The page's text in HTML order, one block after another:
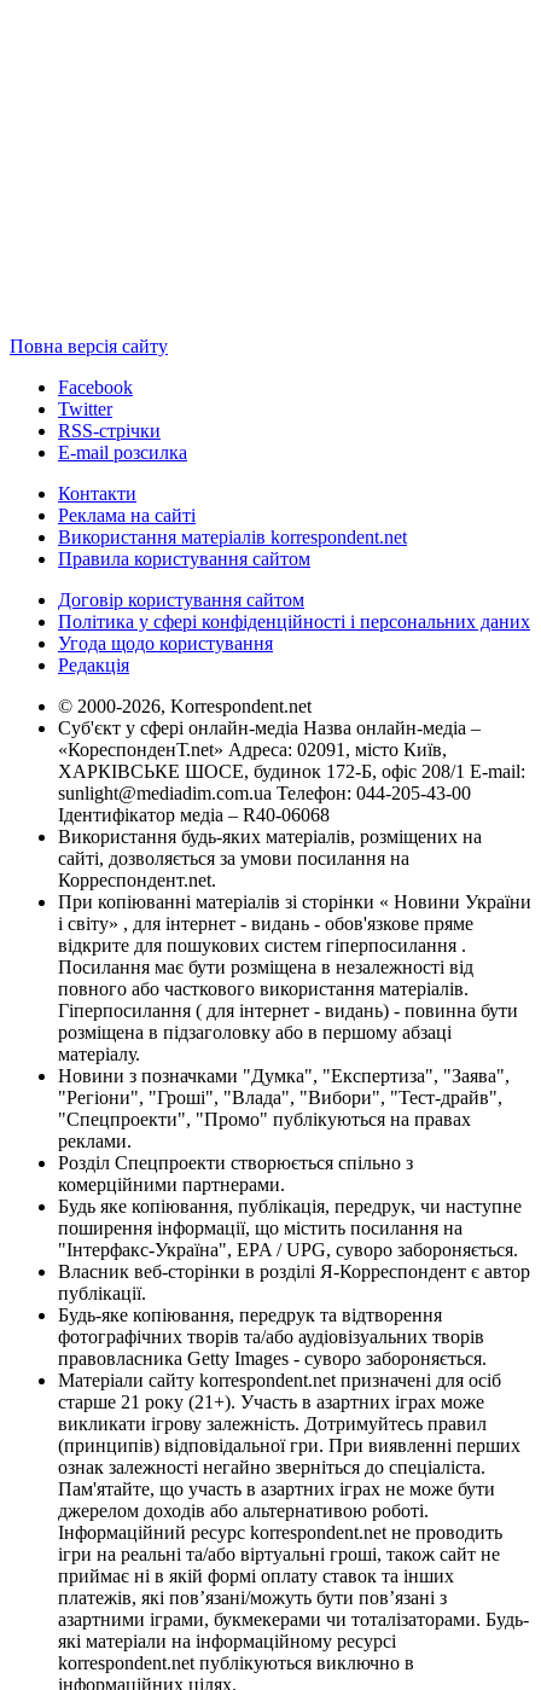
Повна версія сайту
Facebook
Twitter
RSS-стрічки
E-mail розсилка
Контакти
Реклама на сайті
Використання матеріалів korrespondent.net
Правила користування сайтом
Договір користування сайтом
Політика у сфері конфіденційності і персональних даних
Угода щодо користування
Редакція
© 2000-2026, Korrespondent.net
Суб'єкт у сфері онлайн-медіа Назва онлайн-медіа –
«КореспонденТ.net» Адреса: 02091, місто Київ,
ХАРКІВСЬКЕ ШОСЕ, будинок 172-Б, офіс 208/1 E-mail:
sunlight@mediadim.com.ua Телефон: 044-205-43-00
Ідентифікатор медіа – R40-06068
Використання будь-яких матеріалів, розміщених на
сайті, дозволяється за умови посилання на
Корреспондент.net.
При копіюванні матеріалів зі сторінки « Новини України
і світу» , для інтернет - видань - обов'язкове пряме
відкрите для пошукових систем гіперпосилання .
Посилання має бути розміщена в незалежності від
повного або часткового використання матеріалів.
Гіперпосилання ( для інтернет - видань) - повинна бути
розміщена в підзаголовку або в першому абзаці
матеріалу.
Новини з позначками "Думка", "Експертиза", "Заява",
"Регіони", "Гроші", "Влада", "Вибори", "Тест-драйв",
"Спецпроекти", "Промо" публікуються на правах
реклами.
Розділ Спецпроекти створюється спільно з
комерційними партнерами.
Будь яке копіювання, публікація, передрук, чи наступне
поширення інформації, що містить посилання на
"Інтерфакс-Україна", EPA / UPG, суворо забороняється.
Власник веб-сторінки в розділі Я-Корреспондент є автор
публікації.
Будь-яке копіювання, передрук та відтворення
фотографічних творів та/або аудіовізуальних творів
правовласника Getty Images - суворо забороняється.
Матеріали сайту korrespondent.net призначені для осіб
старше 21 року (21+). Участь в азартних іграх може
викликати ігрову залежність. Дотримуйтесь правил
(принципів) відповідальної гри. При виявленні перших
ознак залежності негайно зверніться до спеціаліста.
Пам'ятайте, що участь в азартних іграх не може бути
джерелом доходів або альтернативою роботі.
Інформаційний ресурс korrespondent.net не проводить
ігри на реальні та/або віртуальні гроші, також сайт не
приймає ні в якій формі оплату ставок та інших
платежів, які пов’язані/можуть бути пов’язані з
азартними іграми, букмекерами чи тоталізаторами. Будь-
які матеріали на інформаційному ресурсі
korrespondent.net публікуються виключно в
інформаційних цілях.